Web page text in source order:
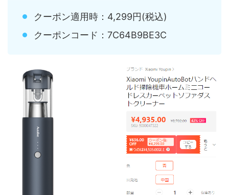
クーポン適用時：4,299円(税込)
クーポンコード：7C64B9BE3C